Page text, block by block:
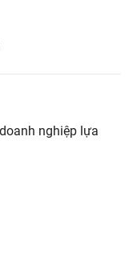
nghiệp lựa